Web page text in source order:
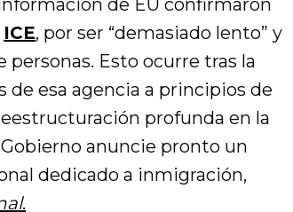
de EU confirmaron
ICE, por ser “demasiado lento” y
Esto ocurre tras la
esa agencia a principios de
profunda en la
anuncie pronto un
dedicado a inmigración,
.